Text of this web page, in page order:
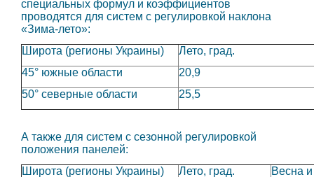
специальных формул и коэффициентов
проводятся для систем с регулировкой наклона
«Зима-лето»:
Широта (регионы Украины)
Лето, град.
45° южные области
20,9
50° северные области
25,5
А также для систем с сезонной регулировкой
положения панелей:
Широта (регионы Украины)
Лето, град. Весна